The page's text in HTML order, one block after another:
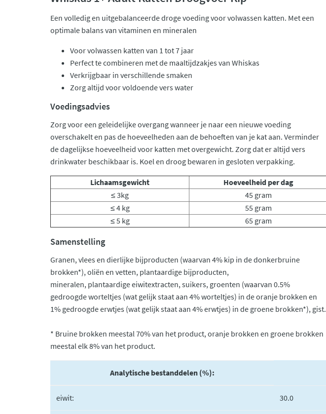
Een volledig en uitgebalanceerde droge voeding voor volwassen katten. Met een
optimale balans van vitaminen en mineralen
Voor volwassen katten van 1 tot 7 jaar
Perfect te combineren met de maaltijdzakjes van Whiskas
Verkrijgbaar in verschillende smaken
Zorg altijd voor voldoende vers water
Voedingsadvies
Zorg voor een geleidelijke overgang wanneer je naar een nieuwe voeding
overschakelt en pas de hoeveelheden aan de behoeften van je kat aan. Verminder
de dagelijkse hoeveelheid voor katten met overgewicht. Zorg dat er altijd vers
drinkwater beschikbaar is. Koel en droog bewaren in gesloten verpakking.
Lichaamsgewicht
Hoeveelheid per dag
≤ 3kg
45 gram
≤ 4 kg
55 gram
≤ 5 kg
65 gram
Samenstelling
Granen, vlees en dierlijke bijproducten (waarvan 4% kip in de donkerbruine
brokken*), oliën en vetten, plantaardige bijproducten,
mineralen, plantaardige eiwitextracten, suikers, groenten (waarvan 0.5%
gedroogde worteltjes (wat gelijk staat aan 4% worteltjes) in de oranje brokken en
1% gedroogde erwtjes (wat gelijk staat aan 4% erwtjes) in de groene brokken*), gist.
* Bruine brokken meestal 70% van het product, oranje brokken en groene brokken
meestal elk 8% van het product.
Analytische bestanddelen (%):
eiwit: 30.0